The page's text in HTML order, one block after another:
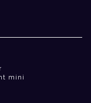
mini